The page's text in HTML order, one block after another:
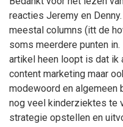
reacties Jeremy en
meestal columns (itt de
soms meerdere punten
artikel heen loopt is dat ik
content marketing maar
modewoord en algemeen
nog veel kinderziektes te
strategie opstellen en